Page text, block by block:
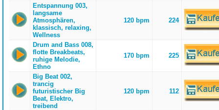
Entspannung 003,
langsame
Atmosphären,
klassisch, relaxing,
Wellness
120 bpm 224
Drum and Bass 008,
flotte Breakbeats,
ruhige Melodie,
Ethno
170 bpm 225
Big Beat 002,
trancig
futuristischer Big
Beat, Elektro,
treibend
120 bpm 112